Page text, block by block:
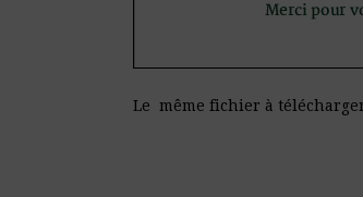
Le même fichier à